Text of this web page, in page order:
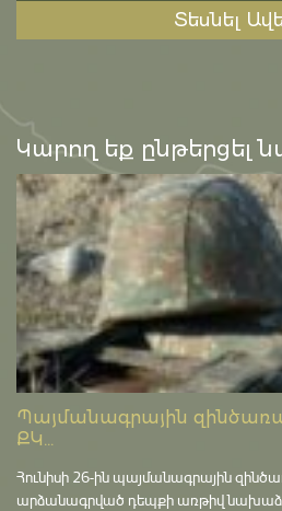
Տեսնել
Կարող եք ընթերցել
Պայմանագրային
ՔԿ...
Հունիսի 26-ին պայմանագրային
արձանագրված դեպքի առթիվ